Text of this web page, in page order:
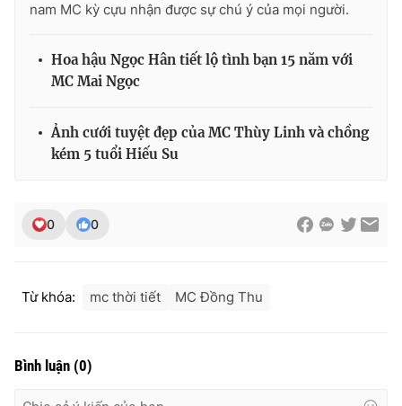
nam MC kỳ cựu nhận được sự chú ý của mọi người.
Hoa hậu Ngọc Hân tiết lộ tình bạn 15 năm với
MC Mai Ngọc
Ảnh cưới tuyệt đẹp của MC Thùy Linh và chồng
kém 5 tuổi Hiếu Su
0 0
Từ khóa: mc thời tiết MC Đồng Thu
Bình luận (0)